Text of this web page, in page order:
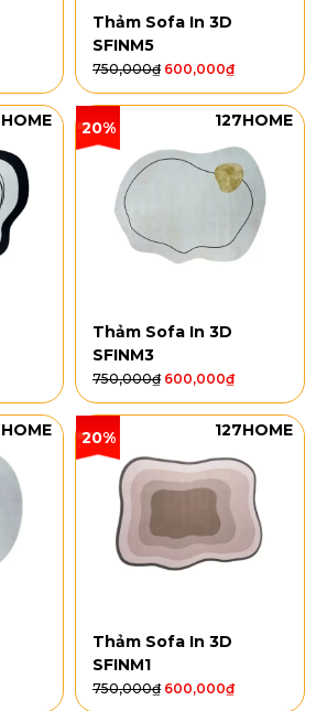
Thảm Sofa In 3D
SFINM5
750,000₫ 600,000₫
20% 127HOME
Thảm Sofa In 3D
SFINM3
750,000₫ 600,000₫
20% 127HOME
Thảm Sofa In 3D
SFINM1
750,000₫ 600,000₫